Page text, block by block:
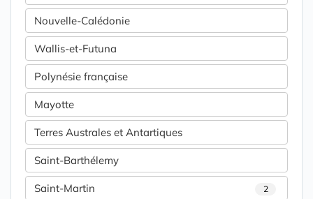
Nouvelle-Calédonie
Wallis-et-Futuna
Polynésie française
Mayotte
Terres Australes et Antartiques
Saint-Barthélemy
Saint-Martin 2